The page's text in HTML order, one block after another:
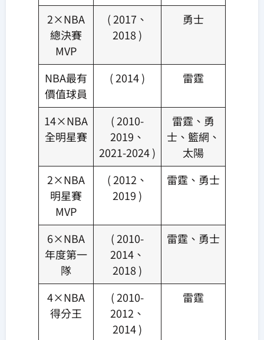
2×NBA
總決賽
MVP
( 2017、
2018 )
勇士
NBA最有
價值球員
( 2014 ) 雷霆
14×NBA
全明星賽
( 2010-
2019、
2021-2024 )
雷霆、勇
士、籃網、
太陽
2×NBA
明星賽
MVP
( 2012、
2019 )
雷霆、勇士
6×NBA
年度第一
隊
( 2010-
2014、
2018 )
雷霆、勇士
4×NBA
得分王
( 2010-
2012、
2014 )
雷霆